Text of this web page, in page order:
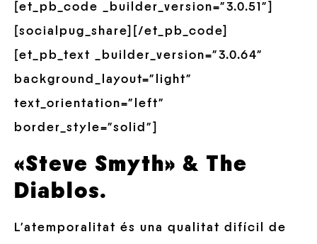
[et_pb_code _builder_version=”3.0.51″]
[socialpug_share][/et_pb_code]
[et_pb_text _builder_version=”3.0.64″
background_layout=”light”
text_orientation=”left”
border_style=”solid”]
«Steve Smyth» & The
Diablos.
L’atemporalitat és una qualitat difícil de